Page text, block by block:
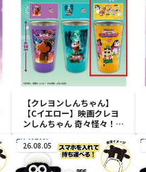
【クレヨンしんちゃん】
【Cイエロー】映画クレヨ
ンしんちゃん 奇々怪々！オ
カラータンブラー
26.08.05